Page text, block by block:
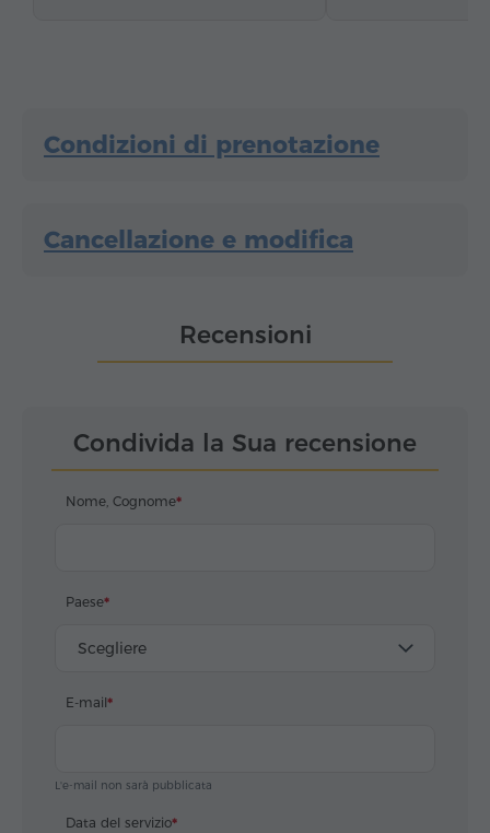
Condizioni di prenotazione
Cancellazione e modifica
Recensioni
Condivida la Sua recensione
Nome, Cognome
Paese
Scegliere
E-mail
L'e-mail non sarà pubblicata
Data del servizio